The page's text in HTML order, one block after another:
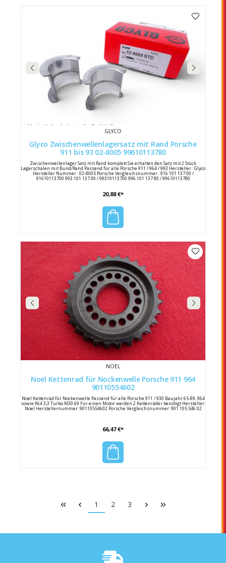
GLYCO
Glyco Zwischenwellenlagersatz mit Rand Porsche
911 bis 93 02-8005 99610113780
Zwischenwellenlager Satz mit Rand komplett Sie erhalten den Satz mit 2 Stück
Lagerschalen mit Bund/Rand Passend für alle Porsche 911 / 964 / 993 Hersteller : Glyco
Hersteller Nummer : 02-8005 Porsche Vergleichsnummer : 916 101 137 00 /
91610113700 993 101 137 00 / 99310113700 996 101 137 80 / 99610113780
20,88 €*
NOEL
Noel Kettenrad für Nockenwelle Porsche 911 964
90110554602
Noel Kettenrad für Nockenwelle Passend für alle Porsche 911 / 930 Baujahr 65-89, 964
sowie 964 3,3 Turbo M30.69 Für einen Motor werden 2 Kettenräder benötigt Hersteller:
Noel Herstellernummer: 90110554602 Porsche Vergleichsnummer: 901 105 546 02
66,47 €*
1 2 3